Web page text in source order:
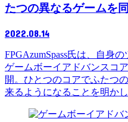
たつの異なるゲームを
2022.08.14
FPGAzumSpass氏は、自身
ゲームボーイアドバンスコ
開。ひとつのコアでふたつ
来るようになることを明か